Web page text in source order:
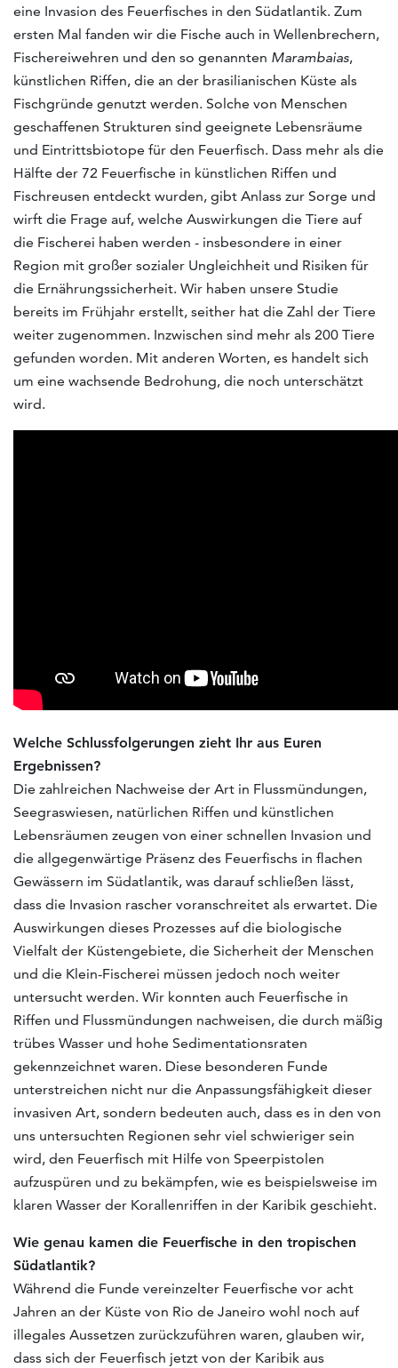
eine Invasion des Feuerfisches in den Südatlantik. Zum
ersten Mal fanden wir die Fische auch in Wellenbrechern,
Fischereiwehren und den so genannten Marambaias,
künstlichen Riffen, die an der brasilianischen Küste als
Fischgründe genutzt werden. Solche von Menschen
geschaffenen Strukturen sind geeignete Lebensräume
und Eintrittsbiotope für den Feuerfisch. Dass mehr als die
Hälfte der 72 Feuerfische in künstlichen Riffen und
Fischreusen entdeckt wurden, gibt Anlass zur Sorge und
wirft die Frage auf, welche Auswirkungen die Tiere auf
die Fischerei haben werden - insbesondere in einer
Region mit großer sozialer Ungleichheit und Risiken für
die Ernährungssicherheit. Wir haben unsere Studie
bereits im Frühjahr erstellt, seither hat die Zahl der Tiere
weiter zugenommen. Inzwischen sind mehr als 200 Tiere
gefunden worden. Mit anderen Worten, es handelt sich
um eine wachsende Bedrohung, die noch unterschätzt
wird.
Welche Schlussfolgerungen zieht Ihr aus Euren
Ergebnissen?
Die zahlreichen Nachweise der Art in Flussmündungen,
Seegraswiesen, natürlichen Riffen und künstlichen
Lebensräumen zeugen von einer schnellen Invasion und
die allgegenwärtige Präsenz des Feuerfischs in flachen
Gewässern im Südatlantik, was darauf schließen lässt,
dass die Invasion rascher voranschreitet als erwartet. Die
Auswirkungen dieses Prozesses auf die biologische
Vielfalt der Küstengebiete, die Sicherheit der Menschen
und die Klein-Fischerei müssen jedoch noch weiter
untersucht werden. Wir konnten auch Feuerfische in
Riffen und Flussmündungen nachweisen, die durch mäßig
trübes Wasser und hohe Sedimentationsraten
gekennzeichnet waren. Diese besonderen Funde
unterstreichen nicht nur die Anpassungsfähigkeit dieser
invasiven Art, sondern bedeuten auch, dass es in den von
uns untersuchten Regionen sehr viel schwieriger sein
wird, den Feuerfisch mit Hilfe von Speerpistolen
aufzuspüren und zu bekämpfen, wie es beispielsweise im
klaren Wasser der Korallenriffen in der Karibik geschieht.
Wie genau kamen die Feuerfische in den tropischen
Südatlantik?
Während die Funde vereinzelter Feuerfische vor acht
Jahren an der Küste von Rio de Janeiro wohl noch auf
illegales Aussetzen zurückzuführen waren, glauben wir,
dass sich der Feuerfisch jetzt von der Karibik aus